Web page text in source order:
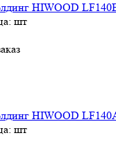
HIWOOD LF140B
шт
HIWOOD LF140A
шт